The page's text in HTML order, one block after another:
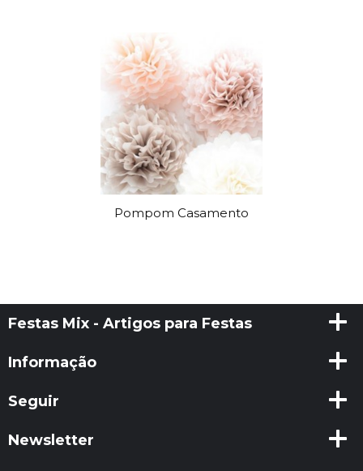
Pompom Casamento
Festas Mix - Artigos para Festas
Informação
Seguir
Newsletter